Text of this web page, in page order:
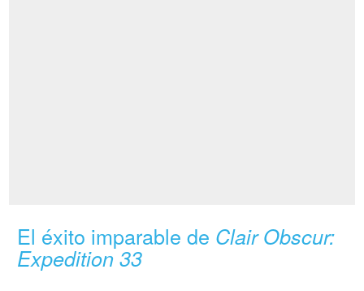
El éxito imparable de Clair Obscur:
Expedition 33